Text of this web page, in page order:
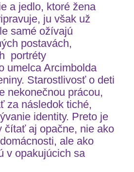
a jedlo, ktoré žena
ju však už
samé ožívajú
postavách,
portréty
umelca Arcimbolda
Starostlivosť o deti
nekonečnou prácou,
za následok tiché,
identity. Preto je
čítať aj opačne, nie ako
ale ako
v opakujúcich sa